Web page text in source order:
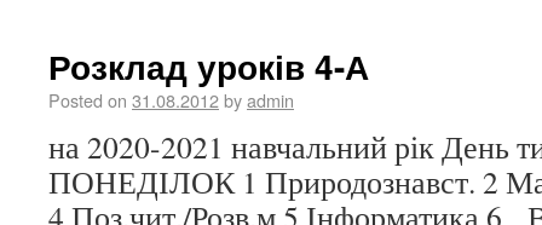
Розклад уроків 4-А
Posted on 31.08.2012byadmin
на 2020-2021 навчальний рік День
ПОНЕДІЛОК 1 Природознавст. 2
4 Поз.чит./Розв.м 5 Інформатика